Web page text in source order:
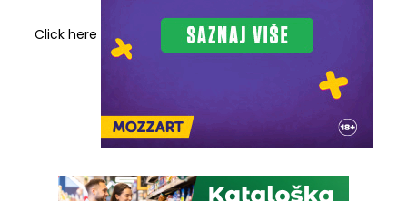
Click here